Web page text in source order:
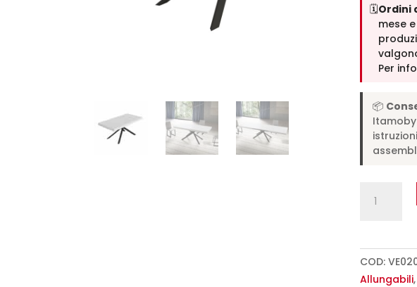
🗓️Ordini
mese
Per
📦
Niket
bianco
COD:
Allungabili,